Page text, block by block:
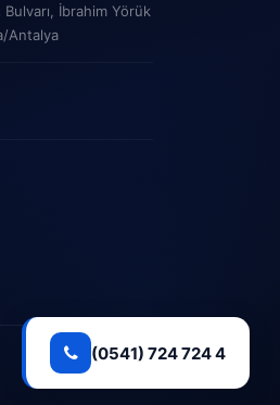
İbrahim Yörük
Antalya
Gizlilik Politikası
(0541) 724 724 4